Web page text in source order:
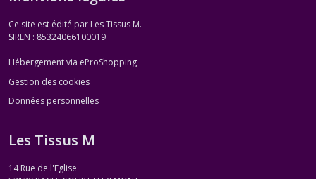
Ce site est édité par Les Tissus M.
SIREN : 85324066100019
Hébergement via eProShopping
Gestion des cookies
Données personnelles
Les Tissus M
14 Rue de l'Eglise